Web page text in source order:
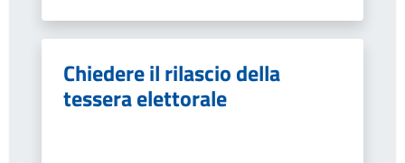
Chiedere il rilascio della
tessera elettorale